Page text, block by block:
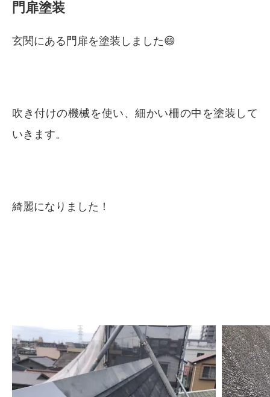
門扉塗装
玄関にある門扉を塗装しました😄
吹き付けの機械を使い、細かい柵の中を塗装して
いきます。
綺麗になりました！